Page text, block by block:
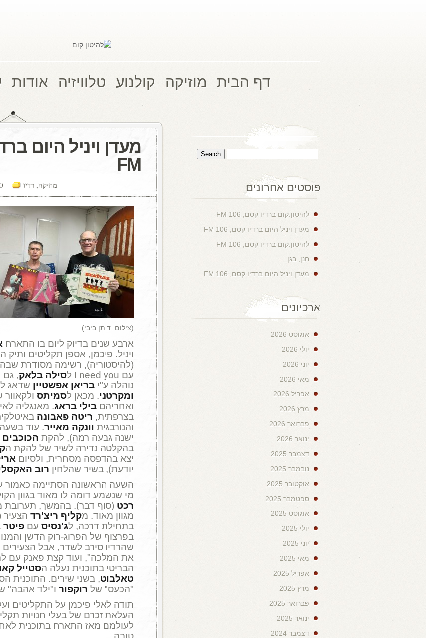
דף הבית מוזיקה קולנוע טלוויזיה אודות
FM
0 comments מוזיקה, רדיו
(צילום: דותן ביבי)
ארבע שנים בדיוק ליום בו התארח
ויניל. פיכמן, אספן תקליטים ותיק
(להיסטוריה), רשימה מסודרת
עם I need you ל
סילה בלאק, גם
נוהלה ע"י בריאן אפשטיין שדאג
ומקרטני. מכאן לסמיתס
ואחריהם בילי בראג. מאנגליה
בצרפתית, ריטה פאבונה
והנורבגית וונקה מאייר. עוד
ישנה גבעה רמה), להקת
בהקלטה נדירה לשיר של להקת ה
יצא בהדפסה מסחרית, ולסיום
יודעת), בשיר שהלחין רוב
השעה הראשונה הסתיימה כאמור
מי שנשמע דומה לו מאוד בגוון
רכט (סוף דבר). בהמשך, תערובת
מגוון מאוד. מקליף ריצ'רד הצעיר
בתחילת דרכה, לג'נסיס עם פיטר
בפרצוף של הפרוג-רוק הדשן
שהרדיו סירב לשדר, אבל הצעירים
את המלכה", ועוד קצת פאנק עם
הבריטי בתוכנית נעלה הסטייל
טאלבוט, בשני שירים. התוכנית
"הכעס" של רוקפור ו"ילד אהבה"
תודה לאלי פיכמן על התקליטים
העלאת זכרם של בעלי חנויות
לעולמם מאז התארח בתוכנית
טובה.
פוסטים אחרונים
להיטון.קום ברדיו קסם, 106 FM
מעדן ויניל היום ברדיו קסם, 106 FM
להיטון.קום ברדיו קסם, 106 FM
חנן, בגן
מעדן ויניל היום ברדיו קסם, 106 FM
ארכיונים
אוגוסט 2026
יולי 2026
יוני 2026
מאי 2026
אפריל 2026
מרץ 2026
פברואר 2026
ינואר 2026
דצמבר 2025
נובמבר 2025
אוקטובר 2025
ספטמבר 2025
אוגוסט 2025
יולי 2025
יוני 2025
מאי 2025
אפריל 2025
מרץ 2025
פברואר 2025
ינואר 2025
דצמבר 2024